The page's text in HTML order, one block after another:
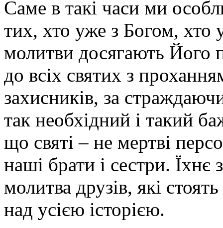
Саме в такі часи ми
тих, хто уже з Богом, хто
молитви досягають Його
до всіх святих з
захисників, за
так необхідний і такий
що святі – не мертві
наші брати і сестри. Їхнє
молитва друзів, які
над усією історією.